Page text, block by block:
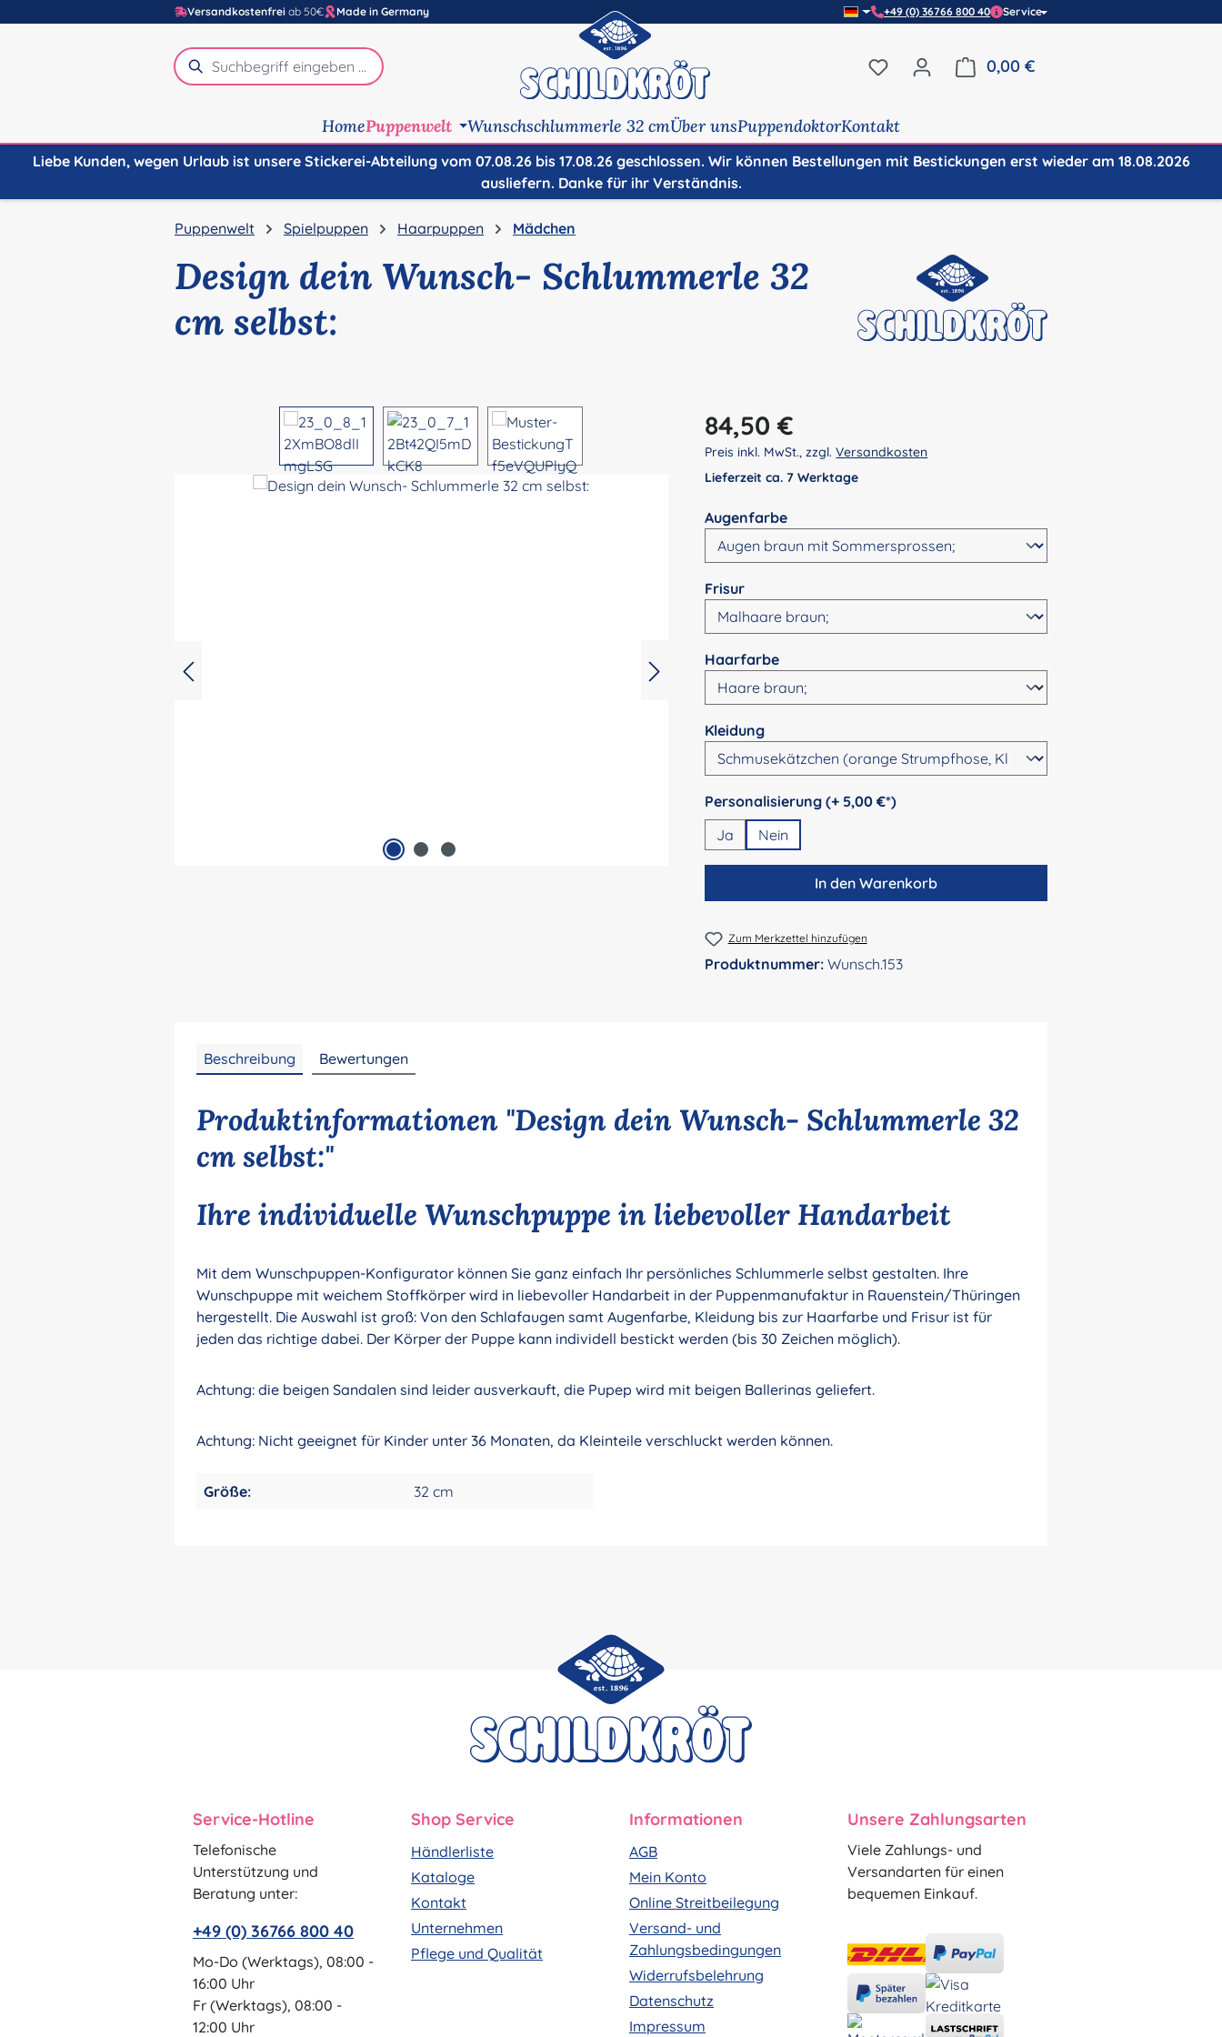
Hauptinhalt springen
Zur Suche springen
Zur Hauptnavigation springen
Versandkostenfrei ab 50€ Made in Germany +49 (0) 36766 800 40 Service
Du hast 0 Produkte auf dem Merkzettel
0,00 €
HomePuppenwelt Wunschschlummerle 32 cmÜber unsPuppendoktorKontakt
Liebe Kunden, wegen Urlaub ist unsere Stickerei-Abteilung vom 07.08.26 bis 17.08.26 geschlossen. Wir können Bestellungen mit Bestickungen erst wieder am 18.08.2026
ausliefern. Danke für ihr Verständnis.
Puppenwelt Spielpuppen Haarpuppen Mädchen
Design dein Wunsch- Schlummerle 32
cm selbst:
Regulärer Preis:
84,50 €
Preis inkl. MwSt., zzgl.Versandkosten
Lieferzeit ca. 7 Werktage
Augenfarbeauswählen
Frisurauswählen
Haarfarbeauswählen
Kleidungauswählen
Personalisierung (+ 5,00 €*)auswählen
Ja
Nein
In den Warenkorb
Zum Merkzettel hinzufügen
Produktnummer:Wunsch.153
Beschreibung Bewertungen
Produktinformationen "Design dein Wunsch- Schlummerle 32
cm selbst:"
Ihre individuelle Wunschpuppe in liebevoller Handarbeit
Mit dem Wunschpuppen-Konfigurator können Sie ganz einfach Ihr persönliches Schlummerle selbst gestalten. Ihre
Wunschpuppe mit weichem Stoffkörper wird in liebevoller Handarbeit in der Puppenmanufaktur in Rauenstein/Thüringen
hergestellt. Die Auswahl ist groß: Von den Schlafaugen samt Augenfarbe, Kleidung bis zur Haarfarbe und Frisur ist für
jeden das richtige dabei. Der Körper der Puppe kann individell bestickt werden (bis 30 Zeichen möglich).
Achtung: die beigen Sandalen sind leider ausverkauft, die Pupep wird mit beigen Ballerinas geliefert.
Achtung: Nicht geeignet für Kinder unter 36 Monaten, da Kleinteile verschluckt werden können.
Größe: 32 cm
Service-Hotline
Telefonische
Unterstützung und
Beratung unter:
+49 (0) 36766 800 40
Mo-Do (Werktags), 08:00 -
16:00 Uhr
Fr (Werktags), 08:00 -
12:00 Uhr
Shop Service
Händlerliste
Kataloge
Kontakt
Unternehmen
Pflege und Qualität
Informationen
AGB
Mein Konto
Online Streitbeilegung
Versand- und
Zahlungsbedingungen
Widerrufsbelehrung
Datenschutz
Impressum
Unsere Zahlungsarten
Viele Zahlungs- und
Versandarten für einen
bequemen Einkauf.